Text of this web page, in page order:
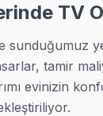
QLED, LG
Beko ve
QLED, FALD,
TV
tamir
evinizin